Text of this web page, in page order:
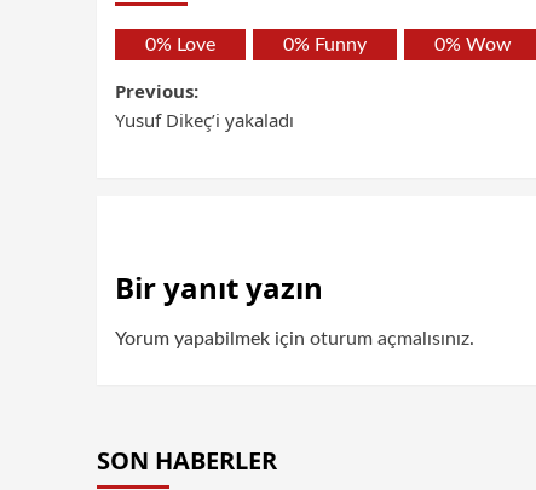
0% Love 0% Funny 0% Wow
Previous:
Yusuf Dikeç’i yakaladı
Bir yanıt yazın
Yorum yapabilmek için oturum açmalısınız.
SON HABERLER